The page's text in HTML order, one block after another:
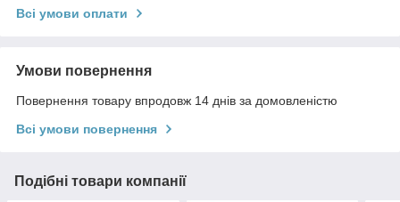
Всі умови оплати
Умови повернення
Повернення товару впродовж 14 днів за домовленістю
Всі умови повернення
Подібні товари компанії